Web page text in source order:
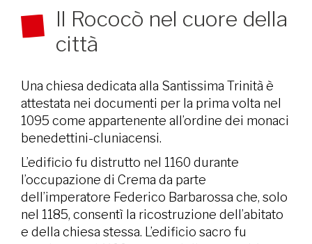
Il Rococò nel cuore della
città
Una chiesa dedicata alla Santissima Trinità è
attestata nei documenti per la prima volta nel
1095 come appartenente all’ordine dei monaci
benedettini-cluniacensi.
L’edificio fu distrutto nel 1160 durante
l’occupazione di Crema da parte
dell’imperatore Federico Barbarossa che, solo
nel 1185, consentì la ricostruzione dell’abitato
e della chiesa stessa. L’edificio sacro fu